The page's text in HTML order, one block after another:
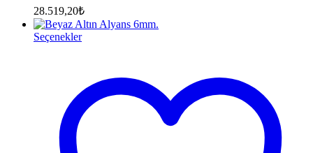
28.519,20₺
Seçenekler